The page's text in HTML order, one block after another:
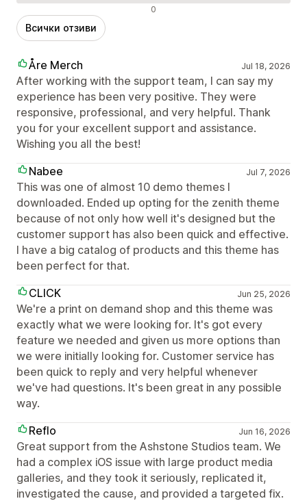
Отрицателни отзиви 0
Всички отзиви
Åre Merch Jul 18, 2026
After working with the support team, I can say my
experience has been very positive. They were
responsive, professional, and very helpful. Thank
you for your excellent support and assistance.
Wishing you all the best!
Nabee
Jul 7, 2026
This was one of almost 10 demo themes I
downloaded. Ended up opting for the zenith theme
because of not only how well it's designed but the
customer support has also been quick and effective.
I have a big catalog of products and this theme has
been perfect for that.
CLICK
Jun 25, 2026
We're a print on demand shop and this theme was
exactly what we were looking for. It's got every
feature we needed and given us more options than
we were initially looking for. Customer service has
been quick to reply and very helpful whenever
we've had questions. It's been great in any possible
way.
Reflo
Jun 16, 2026
Great support from the Ashstone Studios team. We
had a complex iOS issue with large product media
galleries, and they took it seriously, replicated it,
investigated the cause, and provided a targeted fix.